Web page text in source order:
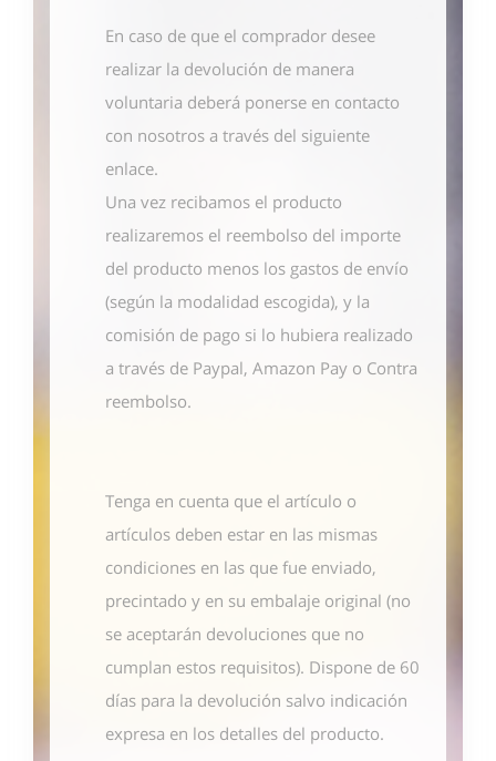
En caso de que el comprador desee
realizar la devolución de manera
voluntaria deberá ponerse en contacto
con nosotros a través del siguiente
enlace.
Una vez recibamos el producto
realizaremos el reembolso del importe
del producto menos los gastos de envío
(según la modalidad escogida), y la
comisión de pago si lo hubiera realizado
a través de Paypal, Amazon Pay o Contra
reembolso.
Tenga en cuenta que el artículo o
artículos deben estar en las mismas
condiciones en las que fue enviado,
precintado y en su embalaje original (no
se aceptarán devoluciones que no
cumplan estos requisitos). Dispone de 60
días para la devolución salvo indicación
expresa en los detalles del producto.